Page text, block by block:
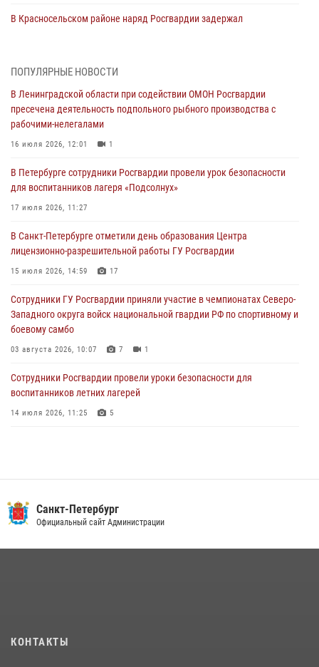
В Красносельском районе наряд Росгвардии задержал
06 августа 2026, 13:39 1
В Центральном районе росгвардейцы оперативно задержали
хулигана, стрелявшего из пускового устройства рядом с жилыми
домами
06 августа 2026, 11:36
Сотрудники и военнослужащие Росгвардии обеспечили
правопорядок при проведении матча "Зенит" - "Балтика"
06 августа 2026, 07:30
В Выборгском районе наряд Росгвардии обнаружил
разыскиваемый преступный автотранспорт
05 августа 2026, 12:25 2
Петербургские росгвардейцы обнаружили объявленный в розыск
автомобиль, ранее использовавшийся при совершении кражи в
Ленобласти
04 августа 2026, 14:05
ПОПУЛЯРНЫЕ НОВОСТИ
В Ленинградской области при содействии ОМОН Росгвардии
пресечена деятельность подпольного рыбного производства с
рабочими-нелегалами
16 июля 2026, 12:01 1
В Петербурге сотрудники Росгвардии провели урок безопасности
для воспитанников лагеря «Подсолнух»
17 июля 2026, 11:27
В Санкт-Петербурге отметили день образования Центра
лицензионно-разрешительной работы ГУ Росгвардии
15 июля 2026, 14:59 17
Сотрудники ГУ Росгвардии приняли участие в чемпионатах Северо-
Западного округа войск национальной гвардии РФ по спортивному и
боевому самбо
03 августа 2026, 10:07 7 1
Сотрудники Росгвардии провели уроки безопасности для
воспитанников летних лагерей
14 июля 2026, 11:25 5
В Красногвардейском районе росгвардейцы задержали хулигана,
угрожавшего мужчине пневматическим пистолетом
на III Международном петербургском цифровом форуме
Санкт-Петербург
Официальный сайт Администрации
КОНТАКТЫ